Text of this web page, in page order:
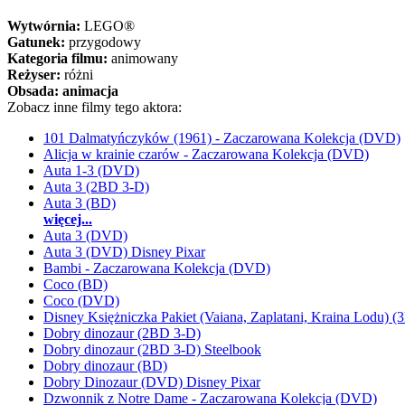
Wytwórnia: LEGO®
Gatunek: przygodowy
Kategoria filmu: animowany
Reżyser: różni
Obsada: animacja
Zobacz inne filmy tego aktora:
101 Dalmatyńczyków (1961) - Zaczarowana Kolekcja (DVD)
Alicja w krainie czarów - Zaczarowana Kolekcja (DVD)
Auta 1-3 (DVD)
Auta 3 (2BD 3-D)
Auta 3 (BD)
więcej...
Auta 3 (DVD)
Auta 3 (DVD) Disney Pixar
Bambi - Zaczarowana Kolekcja (DVD)
Coco (BD)
Coco (DVD)
Disney Księżniczka Pakiet (Vaiana, Zaplatani, Kraina Lodu)
Dobry dinozaur (2BD 3-D)
Dobry dinozaur (2BD 3-D) Steelbook
Dobry dinozaur (BD)
Dobry Dinozaur (DVD) Disney Pixar
Dzwonnik z Notre Dame - Zaczarowana Kolekcja (DVD)